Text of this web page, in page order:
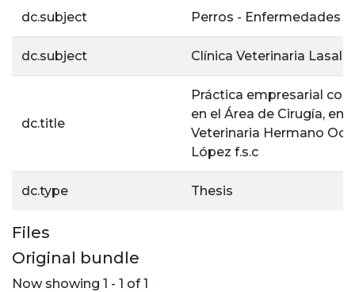
dc.subject Perros - Enfermedades
dc.subject Clínica Veterinaria
dc.title
Práctica empresarial
en el Área de Cirugía, en
Veterinaria Hermano
López f.s.c
dc.type Thesis
Files
Original bundle
Now showing 1 - 1 of 1